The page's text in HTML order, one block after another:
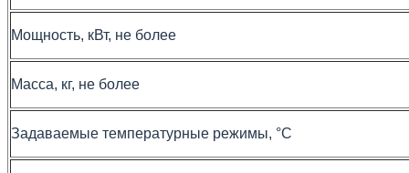
Мощность, кВт, не более
Масса, кг, не более
Задаваемые температурные режимы, °С